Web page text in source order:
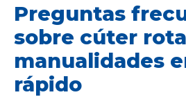
Preguntas
sobre cúter
manualidades
rápido